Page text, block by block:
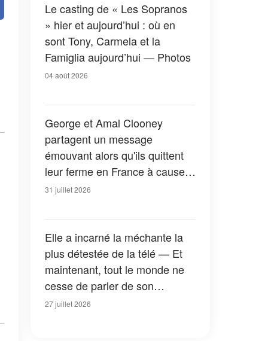
Le casting de « Les Sopranos
» hier et aujourd’hui : où en
sont Tony, Carmela et la
Famiglia aujourd’hui — Photos
04 août 2026
George et Amal Clooney
partagent un message
émouvant alors qu'ils quittent
leur ferme en France à cause
des feux de forêt — Tous les
31 juillet 2026
Elle a incarné la méchante la
plus détestée de la télé — Et
maintenant, tout le monde ne
cesse de parler de son
apparition dans la nouvelle
27 juillet 2026